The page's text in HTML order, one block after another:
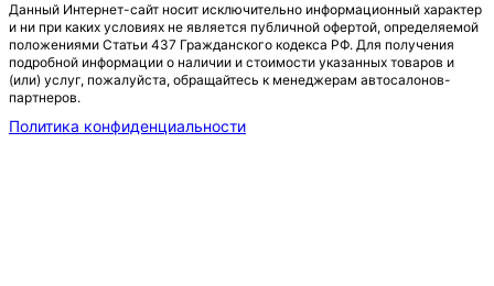
Данный Интернет-сайт носит исключительно информационный характер
и ни при каких условиях не является публичной офертой, определяемой
положениями Статьи 437 Гражданского кодекса РФ. Для получения
подробной информации о наличии и стоимости указанных товаров и
(или) услуг, пожалуйста, обращайтесь к менеджерам автосалонов-
партнеров.
Политика конфиденциальности